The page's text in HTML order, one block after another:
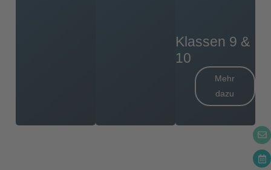
Klassen 9 &
10
Mehr
dazu